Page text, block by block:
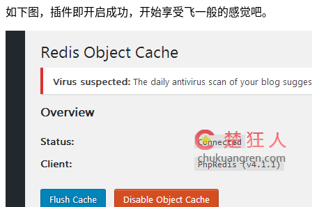
如下图，插件即开启成功，开始享受飞一般的感觉吧。